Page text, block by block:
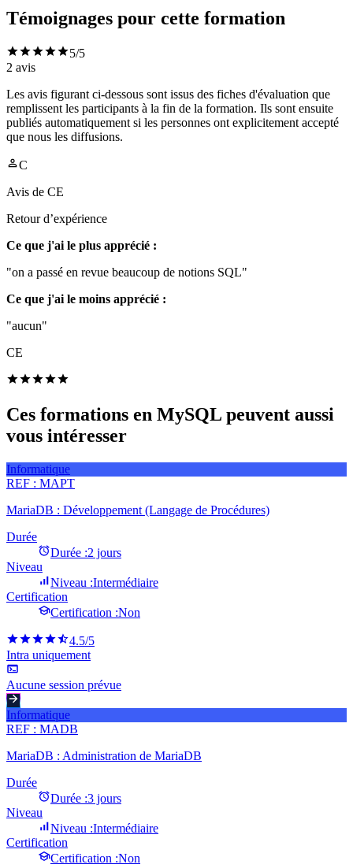
Témoignages pour cette formation
5/5
2 avis
Les avis figurant ci-dessous sont issus des fiches d'évaluation que
remplissent les participants à la fin de la formation. Ils sont ensuite
publiés automatiquement si les personnes ont explicitement accepté
que nous les diffusions.
C
Avis de CE
Retour d’expérience
Ce que j'ai le plus apprécié :
"on a passé en revue beaucoup de notions SQL"
Ce que j'ai le moins apprécié :
"aucun"
CE
Ces formations en MySQL peuvent aussi
vous intéresser
Informatique
REF : MAPT
MariaDB : Développement (Langage de Procédures)
Durée
Durée :2 jours
Niveau
Niveau :Intermédiaire
Certification
Certification :Non
4.5/5
Intra uniquement
Aucune session prévue
Informatique
REF : MADB
MariaDB : Administration de MariaDB
Durée
Durée :3 jours
Niveau
Niveau :Intermédiaire
Certification
Certification :Non